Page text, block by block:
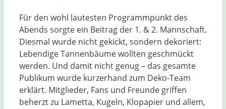
Für den wohl lautesten Programmpunkt des
Abends sorgte ein Beitrag der 1. & 2. Mannschaft.
Diesmal wurde nicht gekickt, sondern dekoriert:
Lebendige Tannenbäume wollten geschmückt
werden. Und damit nicht genug – das gesamte
Publikum wurde kurzerhand zum Deko-Team
erklärt. Mitglieder, Fans und Freunde griffen
beherzt zu Lametta, Kugeln, Klopapier und allem,